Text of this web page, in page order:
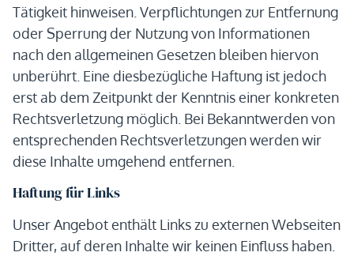
Tätigkeit hinweisen. Verpflichtungen zur Entfernung
oder Sperrung der Nutzung von Informationen
nach den allgemeinen Gesetzen bleiben hiervon
unberührt. Eine diesbezügliche Haftung ist jedoch
erst ab dem Zeitpunkt der Kenntnis einer konkreten
Rechtsverletzung möglich. Bei Bekanntwerden von
entsprechenden Rechtsverletzungen werden wir
diese Inhalte umgehend entfernen.
Haftung für Links
Unser Angebot enthält Links zu externen Webseiten
Dritter, auf deren Inhalte wir keinen Einfluss haben.